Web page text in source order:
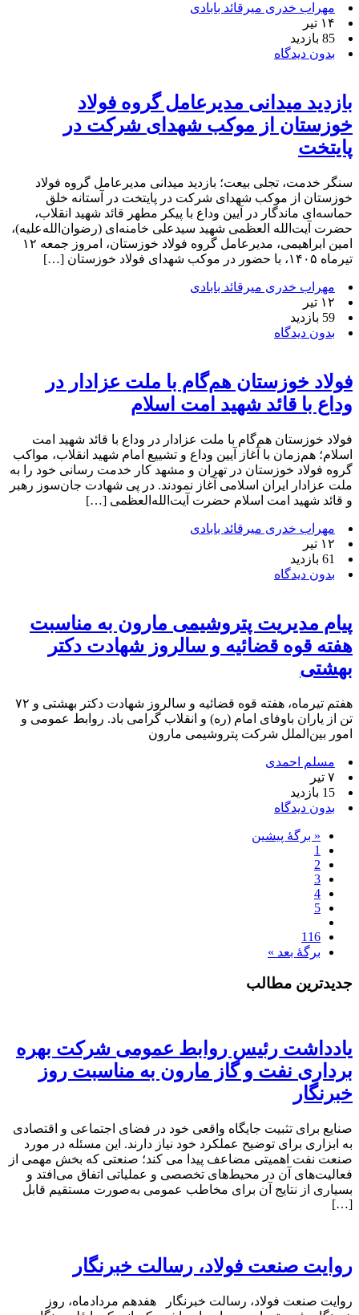
مهراب خدری میرقائد بابادی
۱۴ تیر
85 بازدید
بدون دیدگاه
بازدید میدانی مدیرعامل گروه فولاد
خوزستان از موکب شهدای شرکت در
پایتخت
سنگر خدمت، تجلی بیعت؛ بازدید میدانی مدیرعامل گروه فولاد
خوزستان از موکب شهدای شرکت در پایتخت در آستانه خلق
حماسه‌ای ماندگار در آیین وداع با پیکر مطهر قائد شهید انقلاب،
حضرت آیت‌الله العظمی شهید سیدعلی خامنه‌ای (رضوان‌الله‌علیه)،
امین ابراهیمی، مدیرعامل گروه فولاد خوزستان، امروز جمعه ۱۲
تیرماه ۱۴۰۵، با حضور در موکب شهدای فولاد خوزستان […]
مهراب خدری میرقائد بابادی
۱۲ تیر
59 بازدید
بدون دیدگاه
فولاد خوزستان هم‌گام با ملت عزادار در
وداع با قائد شهید امت اسلام
فولاد خوزستان هم‌گام با ملت عزادار در وداع با قائد شهید امت
اسلام؛ هم‌زمان با آغاز آیین وداع و تشییع امام شهید انقلاب، مواکب
گروه فولاد خوزستان در تهران و مشهد کار خدمت رسانی خود را به
ملت عزادار ایران اسلامی آغاز نمودند. در پی شهادت جان‌سوز رهبر
و قائد شهید امت اسلام حضرت آیت‌الله‌‌العظمی […]
مهراب خدری میرقائد بابادی
۱۲ تیر
61 بازدید
بدون دیدگاه
پیام مدیریت پتروشیمی مارون به مناسبت
هفته قوه قضائیه و سالروز شهادت دکتر
بهشتی
هفتم تیرماه، هفته قوه قضائیه و سالروز شهادت دکتر بهشتی و ۷۲
تن از یاران باوفای امام (ره) و انقلاب گرامی باد. روابط عمومی و
امور بین‌الملل شرکت پتروشیمی مارون
مسلم احمدی
۷ تیر
15 بازدید
بدون دیدگاه
« برگه‌ٔ پیشین
1
2
3
4
5
116
برگهٔ بعد »
جدیدترین مطالب
یادداشت رئیس روابط عمومی شرکت بهره
برداری نفت و گاز مارون به مناسبت روز
خبرنگار
صنایع برای تثبیت جایگاه واقعی خود در فضای اجتماعی و اقتصادی
به ابزاری برای توضیح عملکرد خود نیاز دارند. این مسئله در مورد
صنعت نفت اهمیتی مضاعف پیدا می کند؛ صنعتی که بخش مهمی از
فعالیت‌های آن در محیط‌های تخصصی و عملیاتی اتفاق می‌افتد و
بسیاری از نتایج آن برای مخاطب عمومی به‌صورت مستقیم قابل
[…]
روایت صنعت فولاد،‌ رسالت خبرنگار
روایت صنعت فولاد،‌ رسالت خبرنگار هفدهم مردادماه، روز